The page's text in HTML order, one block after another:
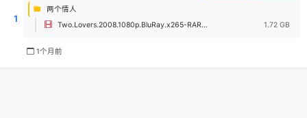
1
两个情人
Two.Lovers.2008.1080p.BluRay.x265-RARBG.mp4
1.72 GB
1个月前